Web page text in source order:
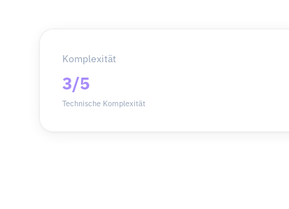
Komplexität
3/5
Technische Komplexität